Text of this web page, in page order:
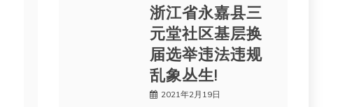
浙江省永嘉县三
元堂社区基层换
届选举违法违规
乱象丛生!
2021年2月19日